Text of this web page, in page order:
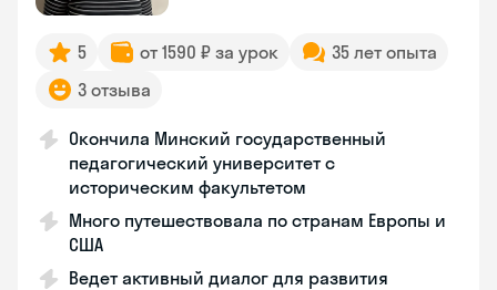
5 от 1590 ₽ за урок
35 лет опыта
3 отзыва
Окончила Минский государственный
педагогический университет с
историческим факультетом
Много путешествовала по странам Европы и
США
Ведет активный диалог для развития